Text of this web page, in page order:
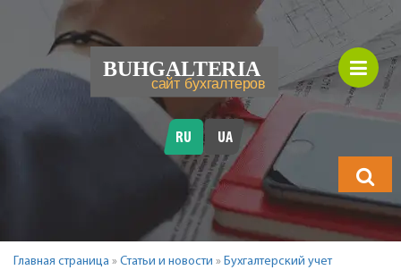
будете
искать?
RU UA
Главная страница » Статьи и новости » Бухгалтерский учет